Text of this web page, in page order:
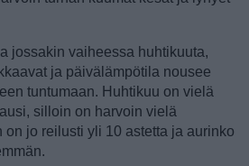
jossakin vaiheessa huhtikuuta,
ja päivälämpötila nousee
tuntumaan. Huhtikuu on vielä
silloin on harvoin vielä
on jo reilusti yli 10 astetta ja aurinko